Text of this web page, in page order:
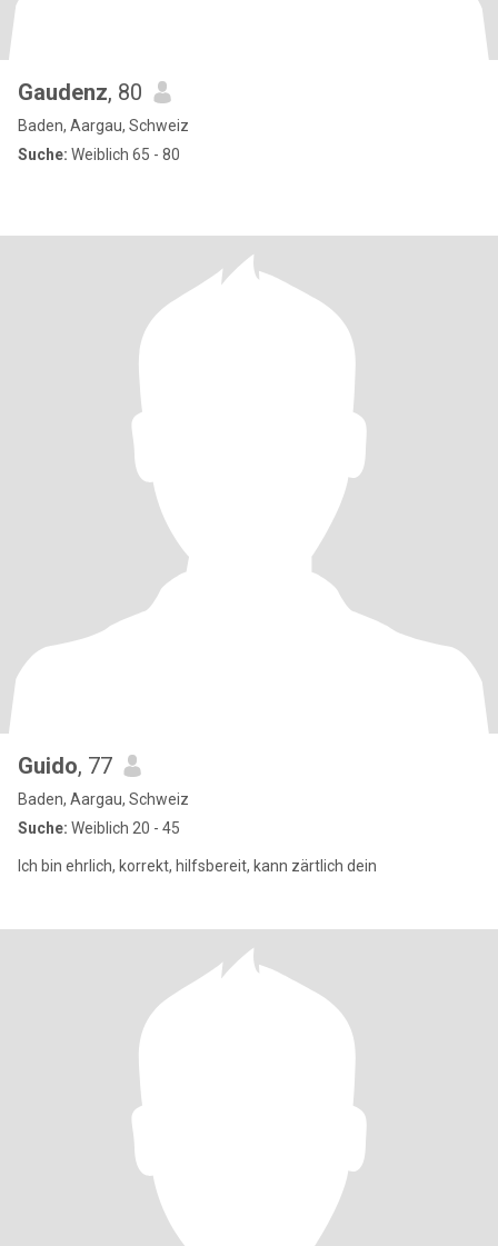
Gaudenz, 80
Baden, Aargau, Schweiz
Suche: Weiblich 65 - 80
Guido, 77
Baden, Aargau, Schweiz
Suche: Weiblich 20 - 45
Ich bin ehrlich, korrekt, hilfsbereit, kann zärtlich dein